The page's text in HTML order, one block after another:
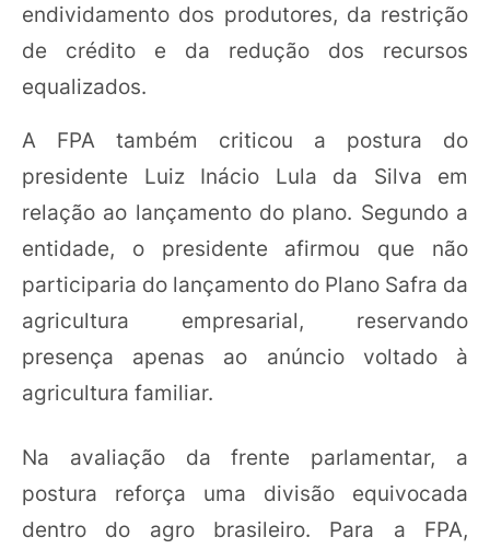
endividamento dos produtores, da restrição
de crédito e da redução dos recursos
equalizados.
A FPA também criticou a postura do
presidente Luiz Inácio Lula da Silva em
relação ao lançamento do plano. Segundo a
entidade, o presidente afirmou que não
participaria do lançamento do Plano Safra da
agricultura empresarial, reservando
presença apenas ao anúncio voltado à
agricultura familiar.
Na avaliação da frente parlamentar, a
postura reforça uma divisão equivocada
dentro do agro brasileiro. Para a FPA,